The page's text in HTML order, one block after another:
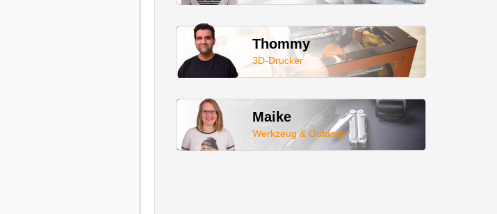
Thommy
3D-Drucker
Maike
Werkzeug & Outdoor